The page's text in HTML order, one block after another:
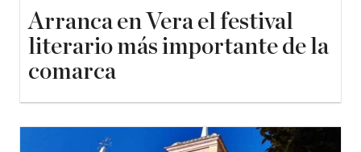
Arranca en Vera el festival
literario más importante de la
comarca